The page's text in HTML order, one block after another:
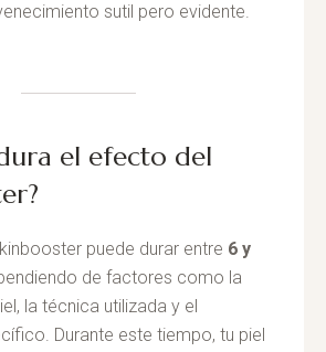
sutil pero evidente.
el efecto del
puede durar entre 6 y
de factores como la
la técnica utilizada y el
Durante este tiempo, tu piel